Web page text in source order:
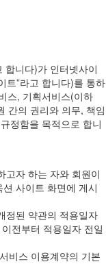
합니다)가 인터넷사이
트”라고 합니다)를 통하
스, 기획서비스(이하
간의 권리와 의무, 책임
정함을 목적으로 합니
자 하는 자와 회원이
사이트 화면에 게시
정된 약관의 적용일자
전부터 적용일자 전일
비스 이용계약의 기본